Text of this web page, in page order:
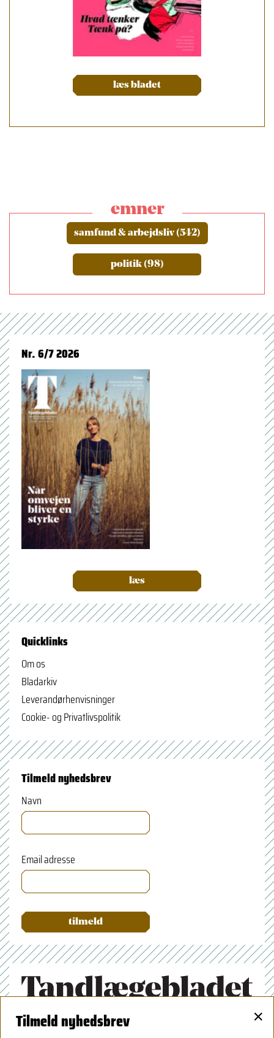
læs bladet
emner
samfund & arbejdsliv (542)
politik (98)
Nr. 6/7 2026
læs
Quicklinks
Om os
Bladarkiv
Leverandørhenvisninger
Cookie- og Privatlivspolitik
Tilmeld nyhedsbrev
Navn
Email adresse
Tandlægeforeningen
Tilmeld nyhedsbrev ×